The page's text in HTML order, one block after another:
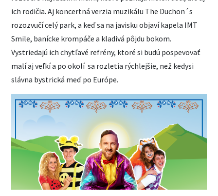
ich rodičia. Aj koncertná verzia muzikálu The Duchon´s
rozozvučí celý park, a keď sa na javisku objaví kapela IMT
Smile, banícke krompáče a kladivá pôjdu bokom.
Vystriedajú ich chytľavé refrény, ktoré si budú pospevovať
malí aj veľkí a po okolí sa rozletia rýchlejšie, než kedysi
slávna bystrická meď po Európe.